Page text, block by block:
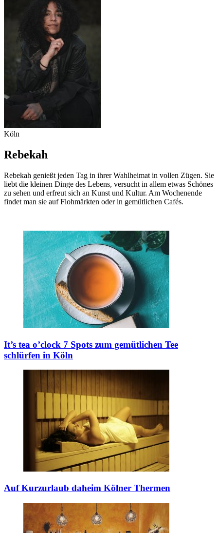
Köln
Rebekah
Rebekah genießt jeden Tag in ihrer Wahlheimat in vollen Zügen. Sie
liebt die kleinen Dinge des Lebens, versucht in allem etwas Schönes
zu sehen und erfreut sich an Kunst und Kultur. Am Wochenende
findet man sie auf Flohmärkten oder in gemütlichen Cafés.
It’s tea o’clock 7 Spots zum gemütlichen Tee
schlürfen in Köln
Auf Kurzurlaub daheim Kölner Thermen